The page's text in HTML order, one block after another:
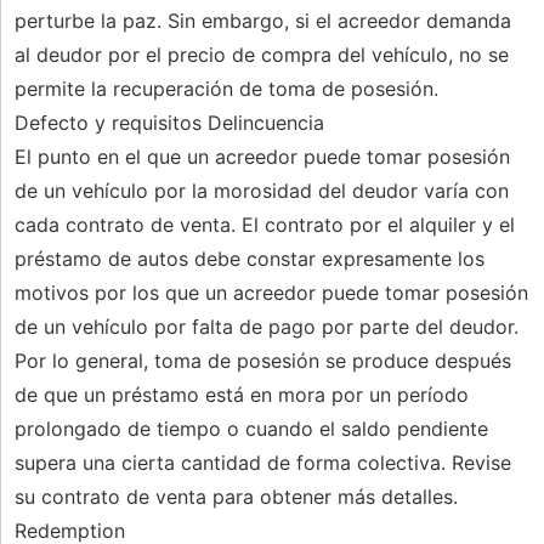
perturbe la paz. Sin embargo, si el acreedor demanda
al deudor por el precio de compra del vehículo, no se
permite la recuperación de toma de posesión.
Defecto y requisitos Delincuencia
El punto en el que un acreedor puede tomar posesión
de un vehículo por la morosidad del deudor varía con
cada contrato de venta. El contrato por el alquiler y el
préstamo de autos debe constar expresamente los
motivos por los que un acreedor puede tomar posesión
de un vehículo por falta de pago por parte del deudor.
Por lo general, toma de posesión se produce después
de que un préstamo está en mora por un período
prolongado de tiempo o cuando el saldo pendiente
supera una cierta cantidad de forma colectiva. Revise
su contrato de venta para obtener más detalles.
Redemption